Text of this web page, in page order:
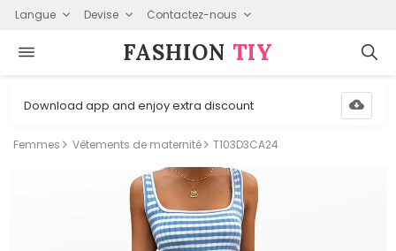
Langue Devise Contactez-nous
FASHION⁠ TIY
Download app and enjoy extra discount
Femmes Vêtements de maternité T103D3CA24